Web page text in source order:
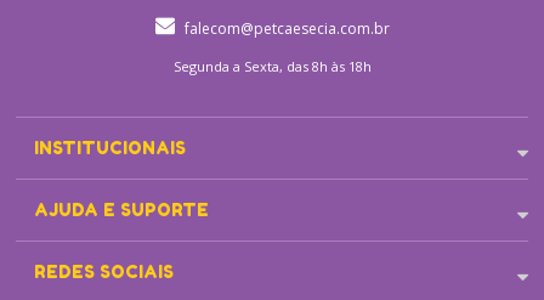
falecom@petcaesecia.com.br
Segunda a Sexta, das 8h às 18h
INSTITUCIONAIS
AJUDA E SUPORTE
REDES SOCIAIS